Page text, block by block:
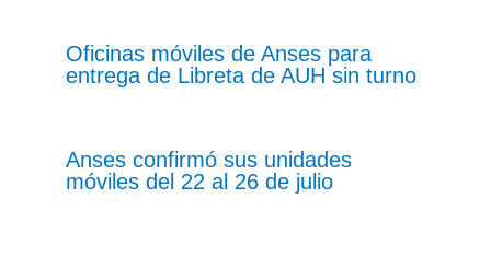
Oficinas móviles de Anses para
entrega de Libreta de AUH sin turno
Anses confirmó sus unidades
móviles del 22 al 26 de julio